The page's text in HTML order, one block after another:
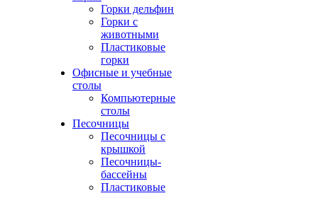
Горки дельфин
Горки с
животными
Пластиковые
горки
Офисные и учебные
столы
Компьютерные
столы
Песочницы
Песочницы с
крышкой
Песочницы-
бассейны
Пластиковые